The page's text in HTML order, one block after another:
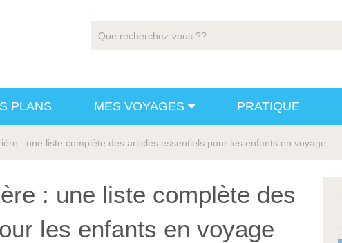
PLANS MES VOYAGES PRATIQUE
: une liste complète des articles essentiels pour les enfants en voyage
: une liste complète des
les enfants en voyage